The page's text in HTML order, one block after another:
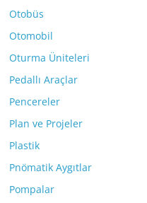
Otobüs
Otomobil
Oturma Üniteleri
Pedallı Araçlar
Pencereler
Plan ve Projeler
Plastik
Pnömatik Aygıtlar
Pompalar